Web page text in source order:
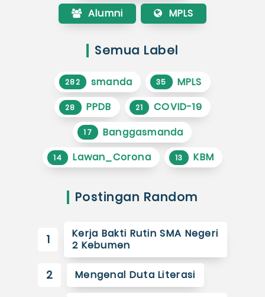
Alumni
MPLS
Semua Label
282 smanda 35 MPLS
28 PPDB 21 COVID-19
17 Banggasmanda
14 Lawan_Corona 13 KBM
Postingan Random
1
Kerja Bakti Rutin SMA Negeri
2 Kebumen
2 Mengenal Duta Literasi